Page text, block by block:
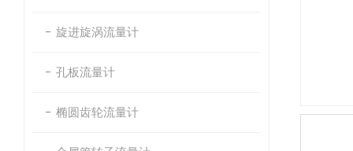
旋进旋涡流量计
孔板流量计
椭圆齿轮流量计